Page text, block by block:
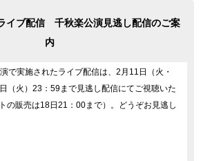
イブ配信 千秋楽公演見逃し配信のご案
内
で実施されたライブ配信は、2月11日（火・
（火）23：59まで見逃し配信にてご視聴いた
の販売は18日21：00まで）。どうぞお見逃し